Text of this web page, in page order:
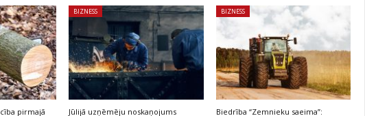
pirmajā
BIZNESS
Jūlijā uzņēmēju noskaņojums
BIZNESS
Biedrība “Zemnieku saeima”: